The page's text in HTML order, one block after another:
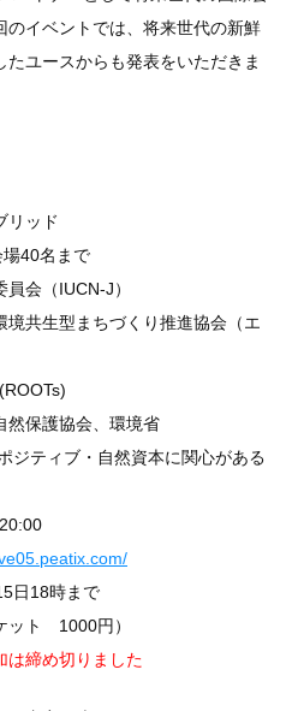
イベントでは、将来世代の新鮮
ユースからも発表をいただきま
リッド
40名まで
会（IUCN-J）
共生型まちづくり推進協会（エ
然保護協会、環境省
ジティブ・自然資本に関心がある
日18時まで
ット 1000円）
締め切りました